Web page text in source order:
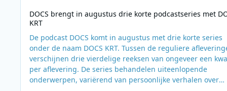
DOCS brengt in augustus drie korte podcastseries met
KRT
De podcast DOCS komt in augustus met drie korte series
onder de naam DOCS KRT. Tussen de reguliere
verschijnen drie vierdelige reeksen van ongeveer een
per aflevering. De series behandelen uiteenlopende
onderwerpen, variërend van persoonlijke verhalen over